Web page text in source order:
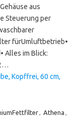
aus
Steuerung per
fürUmluftbetrieb•
Alles im Blick:
Kopffrei, 60 cm,
, Athena ,